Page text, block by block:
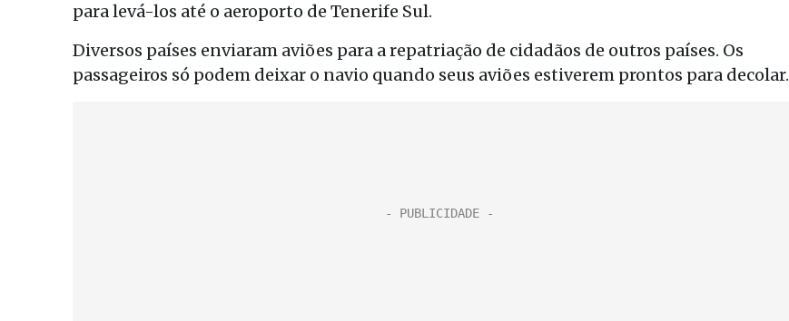
para levá-los até o aeroporto de Tenerife Sul.
Diversos países enviaram aviões para a repatriação de cidadãos de outros países. Os
passageiros só podem deixar o navio quando seus aviões estiverem prontos para decolar.